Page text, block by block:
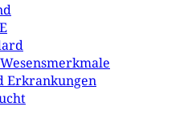
Erkrankungen